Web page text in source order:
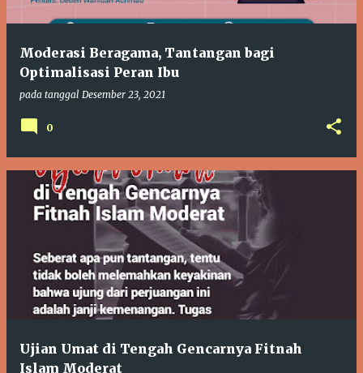
Moderasi Beragama, Tantangan bagi
Optimalisasi Peran Ibu
pada tanggal Desember 23, 2021
0
Ujian Umat di Tengah Gencarnya Fitnah
Islam Moderat